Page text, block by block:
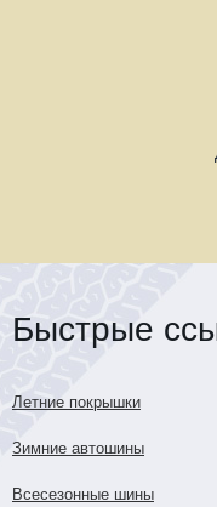
Быстрые
Летние покрышки
Зимние автошины
Всесезонные шины